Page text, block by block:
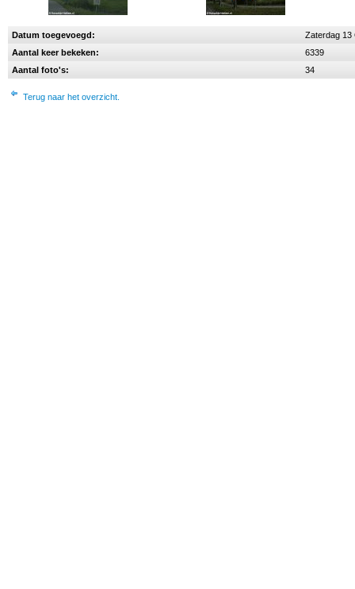
Datum toegevoegd:
Zaterdag 13
Aantal keer bekeken:
6339
Aantal foto's:
34
Terug naar het overzicht.